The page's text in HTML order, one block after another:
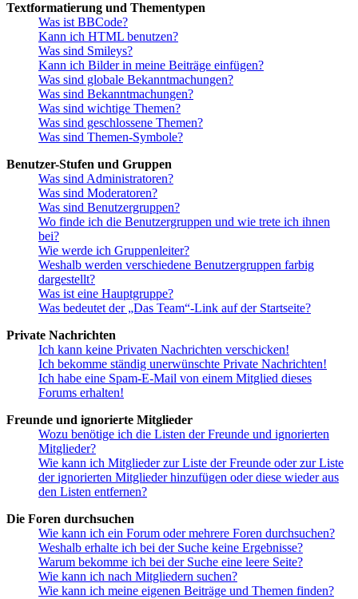
Textformatierung und Thementypen
Was ist BBCode?
Kann ich HTML benutzen?
Was sind Smileys?
Kann ich Bilder in meine Beiträge einfügen?
Was sind globale Bekanntmachungen?
Was sind Bekanntmachungen?
Was sind wichtige Themen?
Was sind geschlossene Themen?
Was sind Themen-Symbole?
Benutzer-Stufen und Gruppen
Was sind Administratoren?
Was sind Moderatoren?
Was sind Benutzergruppen?
Wo finde ich die Benutzergruppen und wie trete ich ihnen
bei?
Wie werde ich Gruppenleiter?
Weshalb werden verschiedene Benutzergruppen farbig
dargestellt?
Was ist eine Hauptgruppe?
Was bedeutet der „Das Team“-Link auf der Startseite?
Private Nachrichten
Ich kann keine Privaten Nachrichten verschicken!
Ich bekomme ständig unerwünschte Private Nachrichten!
Ich habe eine Spam-E-Mail von einem Mitglied dieses
Forums erhalten!
Freunde und ignorierte Mitglieder
Wozu benötige ich die Listen der Freunde und ignorierten
Mitglieder?
Wie kann ich Mitglieder zur Liste der Freunde oder zur Liste
der ignorierten Mitglieder hinzufügen oder diese wieder aus
den Listen entfernen?
Die Foren durchsuchen
Wie kann ich ein Forum oder mehrere Foren durchsuchen?
Weshalb erhalte ich bei der Suche keine Ergebnisse?
Warum bekomme ich bei der Suche eine leere Seite?
Wie kann ich nach Mitgliedern suchen?
Wie kann ich meine eigenen Beiträge und Themen finden?